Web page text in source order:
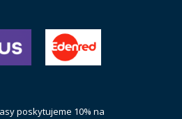
poskytujeme 10% na